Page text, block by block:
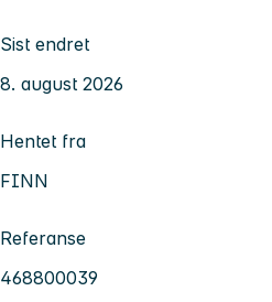
Sist endret
8. august 2026
Hentet fra
FINN
Referanse
468800039